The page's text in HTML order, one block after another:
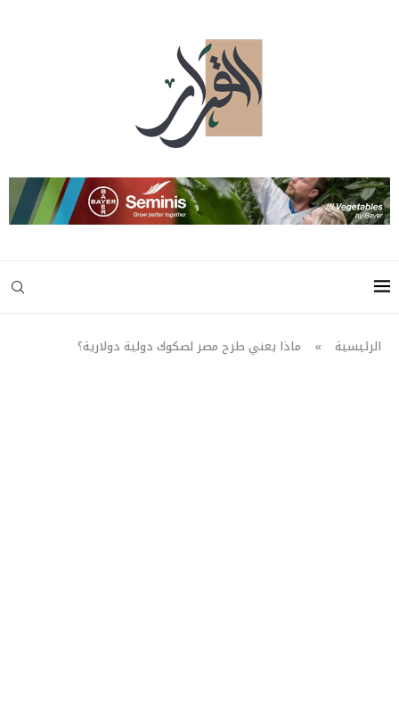
الرئيسية » ماذا يعني طرح مصر لصكوك دولية دولارية؟